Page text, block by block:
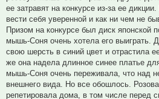
ее затравят на конкурсе из-за ее
вести себя уверенной и как ни чем не
Призом на конкурсе был диск японской
мышь-Соня очень хотела его выиграть.
свою шерсть в синий цвет и отрастила
же она надела длинное синее платье
мышь-Соня очень переживала, что над
внешнего вида. Но все обошлось.
репетировала дома, в том числе перед